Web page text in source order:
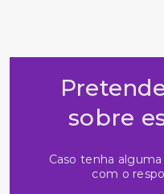
sobre
Caso tenha
com o